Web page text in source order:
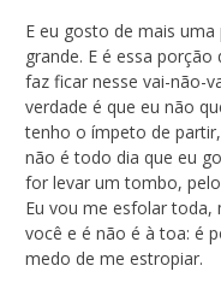
E eu gosto de mais
grande. E é essa
faz ficar nesse vai-não-
verdade é que eu não
tenho o ímpeto de
não é todo dia que eu
for levar um tombo,
Eu vou me esfolar toda,
você e é não é à toa: é
medo de me estropiar.